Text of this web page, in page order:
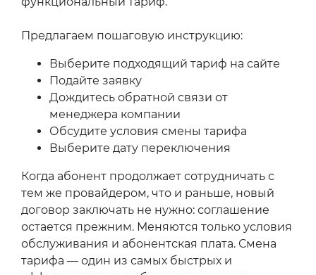
Предлагаем пошаговую инструкцию:
Выберите подходящий тариф на сайте
Подайте заявку
Дождитесь обратной связи от
менеджера компании
Обсудите условия смены тарифа
Выберите дату переключения
Когда абонент продолжает сотрудничать с
тем же провайдером, что и раньше, новый
договор заключать не нужно: соглашение
остается прежним. Меняются только условия
обслуживания и абонентская плата. Смена
тарифа — один из самых быстрых и